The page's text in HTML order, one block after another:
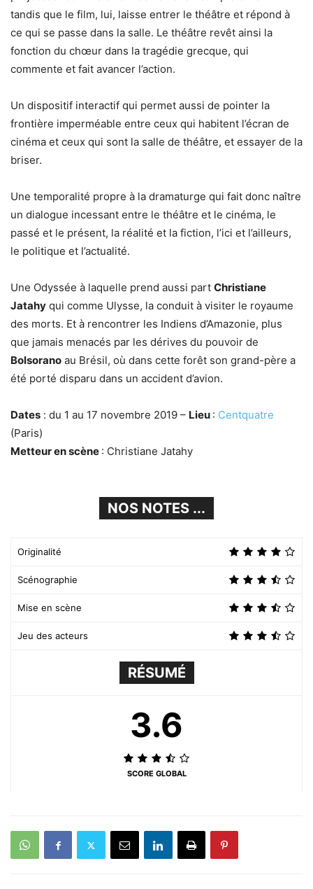
tandis que le film, lui, laisse entrer le théâtre et répond à
ce qui se passe dans la salle. Le théâtre revêt ainsi la
fonction du chœur dans la tragédie grecque, qui
commente et fait avancer l’action.
Un dispositif interactif qui permet aussi de pointer la
frontière imperméable entre ceux qui habitent l’écran de
cinéma et ceux qui sont la salle de théâtre, et essayer de la
briser.
Une temporalité propre à la dramaturge qui fait donc naître
un dialogue incessant entre le théâtre et le cinéma, le
passé et le présent, la réalité et la fiction, l’ici et l’ailleurs,
le politique et l’actualité.
Une Odyssée à laquelle prend aussi part Christiane
Jatahy qui comme Ulysse, la conduit à visiter le royaume
des morts. Et à rencontrer les Indiens d’Amazonie, plus
que jamais menacés par les dérives du pouvoir de
Bolsorano au Brésil, où dans cette forêt son grand-père a
été porté disparu dans un accident d’avion.
Dates : du 1 au 17 novembre 2019 – Lieu : Centquatre
(Paris)
Metteur en scène : Christiane Jatahy
NOS NOTES ...
Originalité
Scénographie
Mise en scène
Jeu des acteurs
RÉSUMÉ
3.6
SCORE GLOBAL